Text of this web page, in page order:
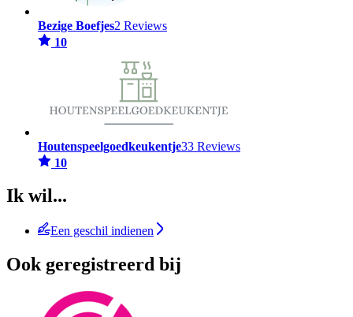
Bezige Boefjes2 Reviews
10
Houtenspeelgoedkeukentje33 Reviews
10
Ik wil...
Een geschil indienen
Ook geregistreerd bij